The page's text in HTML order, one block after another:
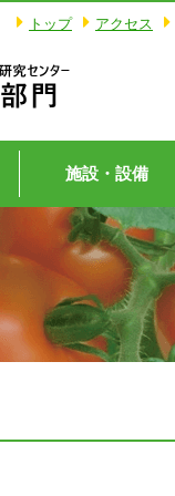
トップ アクセス
施設・設備